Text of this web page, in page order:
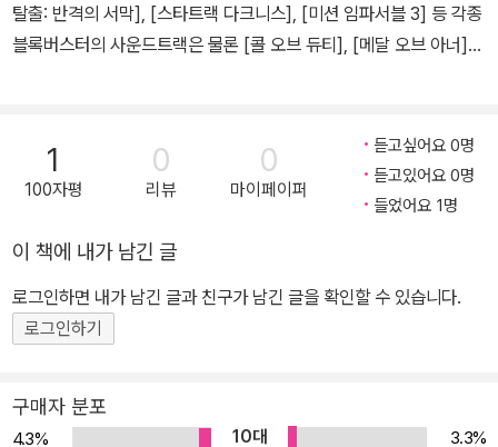
탈출: 반격의 서막], [스타트랙 다크니스], [미션 임파서블 3] 등 각종
블록버스터의 사운드트랙은 물론 [콜 오브 듀티], [메달 오브 아너]
1
100자평
0
리뷰
0
마이페이퍼
듣고싶어요 0명
듣고있어요 0명
들었어요 1명
이 책에 내가 남긴 글
로그인하면 내가 남긴 글과 친구가 남긴 글을 확인할 수 있습니다.
로그인하기
구매자 분포
4.3% 10대
3.3%